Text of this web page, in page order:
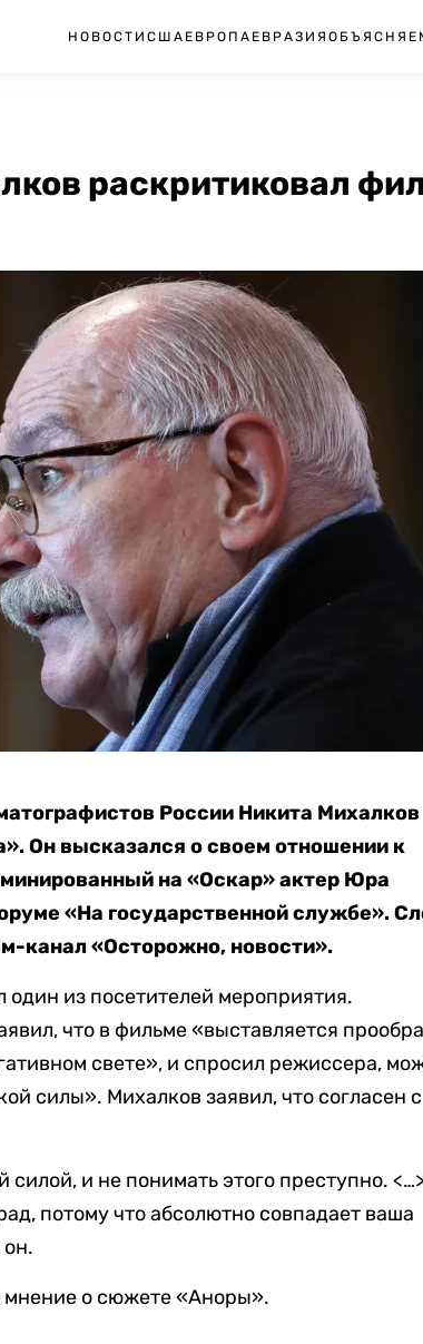
НОВОСТИ США ЕВРОПА ЕВРАЗИЯ
раскритиковал
России Никита Михалков
Он высказался о своем отношении к
на «Оскар» актер Юра
«На государственной службе».
канал «Осторожно, новости».
из посетителей мероприятия.
что в фильме «выставляется
свете», и спросил режиссера,
силы». Михалков заявил, что согласен с
силой, и не понимать этого преступно.
потому что абсолютно совпадает ваша
мнение о сюжете «Аноры».